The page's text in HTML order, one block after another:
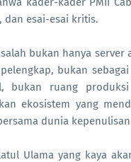
dan esai-esai kritis.
bukan hanya
bukan
bukan ruang
ekosistem yang
dunia
Ulama yang kaya